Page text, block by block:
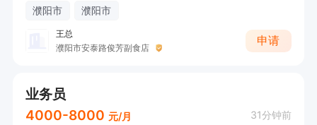
濮阳市 濮阳市
王总
濮阳市安泰路俊芳副食店
申请
业务员
4000-8000 元/月 31分钟前